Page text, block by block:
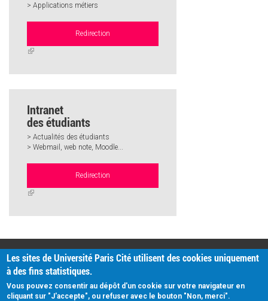
> Applications métiers
Redirection
(link
Intranet
des étudiants
> Actualités des étudiants
> Webmail, web note, Moodle...
Redirection
(link
PRATIQUE
Plan d'accès
Intranet
Mentions légales
Données personnelles
Les sites de Université Paris Cité utilisent des cookies uniquement
à des fins statistiques.
Vous pouvez consentir au dépôt d'un cookie sur votre navigateur en
cliquant sur "J'accepte", ou refuser avec le bouton "Non, merci".